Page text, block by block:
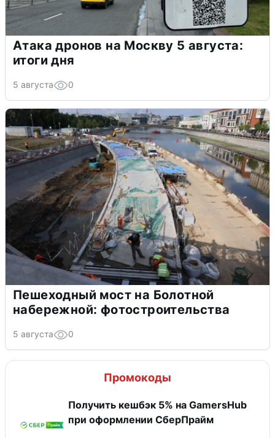
Атака дронов на Москву 5 августа:
итоги дня
5 августа 0
Пешеходный мост на Болотной
набережной: фотостроительства
5 августа 0
Промокоды
Получить кешбэк 5% на GamersHub
при оформлении СберПрайм